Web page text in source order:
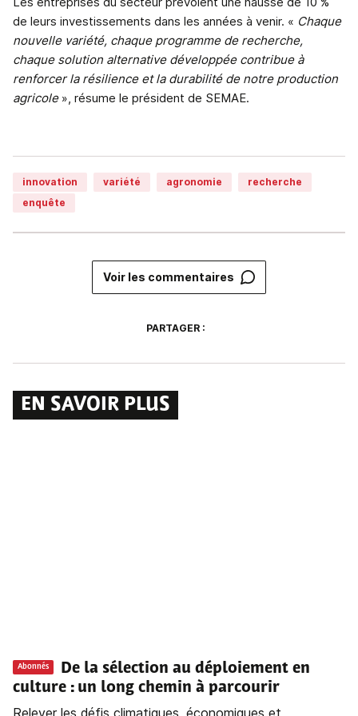
de leurs investissements dans les années à venir. « Chaque
nouvelle variété, chaque programme de recherche,
chaque solution alternative développée contribue à
renforcer la résilience et la durabilité de notre production
agricole», résume le président de SEMAE.
innovation variété agronomie
recherche
enquête
Voir les commentaires
PARTAGER :
EN SAVOIR PLUS
Abonnés
De la sélection au déploiement en
culture : un long chemin à parcourir